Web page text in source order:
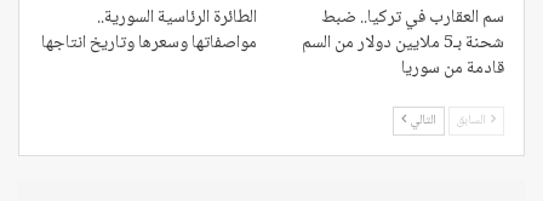
سم العقارب في تركيا.. ضبط
شحنة بـ5 ملايين دولار من السم
قادمة من سوريا
الطائرة الرئاسية السورية..
مواصفاتها وسعرها وتاريخ انتاجها
السابق التالي